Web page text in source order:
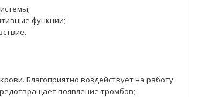
функции;
Благоприятно воздействует на работу
появление тромбов;